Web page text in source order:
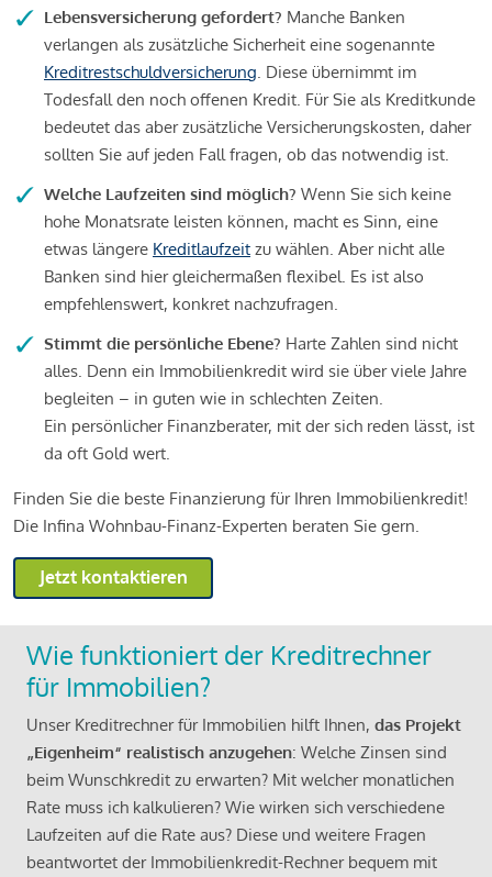
Lebensversicherung gefordert? Manche Banken
verlangen als zusätzliche Sicherheit eine sogenannte
Kreditrestschuldversicherung. Diese übernimmt im
Todesfall den noch offenen Kredit. Für Sie als Kreditkunde
bedeutet das aber zusätzliche Versicherungskosten, daher
sollten Sie auf jeden Fall fragen, ob das notwendig ist.
Welche Laufzeiten sind möglich? Wenn Sie sich keine
hohe Monatsrate leisten können, macht es Sinn, eine
etwas längere Kreditlaufzeit zu wählen. Aber nicht alle
Banken sind hier gleichermaßen flexibel. Es ist also
empfehlenswert, konkret nachzufragen.
Stimmt die persönliche Ebene? Harte Zahlen sind nicht
alles. Denn ein Immobilienkredit wird sie über viele Jahre
begleiten – in guten wie in schlechten Zeiten.
Ein persönlicher Finanzberater, mit der sich reden lässt, ist
da oft Gold wert.
Finden Sie die beste Finanzierung für Ihren Immobilienkredit!
Die Infina Wohnbau-Finanz-Experten beraten Sie gern.
Jetzt kontaktieren
Wie funktioniert der Kreditrechner
für Immobilien?
Unser Kreditrechner für Immobilien hilft Ihnen, das Projekt
„Eigenheim“ realistisch anzugehen: Welche Zinsen sind
beim Wunschkredit zu erwarten? Mit welcher monatlichen
Rate muss ich kalkulieren? Wie wirken sich verschiedene
Laufzeiten auf die Rate aus? Diese und weitere Fragen
beantwortet der Immobilienkredit-Rechner bequem mit